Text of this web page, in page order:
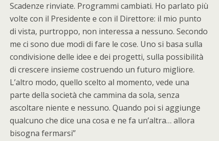
Scadenze rinviate. Programmi cambiati. Ho parlato più
volte con il Presidente e con il Direttore: il mio punto
di vista, purtroppo, non interessa a nessuno. Secondo
me ci sono due modi di fare le cose. Uno si basa sulla
condivisione delle idee e dei progetti, sulla possibilità
di crescere insieme costruendo un futuro migliore.
L’altro modo, quello scelto al momento, vede una
parte della società che cammina da sola, senza
ascoltare niente e nessuno. Quando poi si aggiunge
qualcuno che dice una cosa e ne fa un’altra… allora
bisogna fermarsi”